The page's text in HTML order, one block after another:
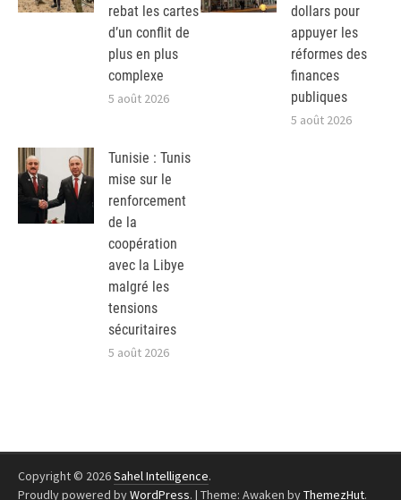
rebat les cartes
d’un conflit de
plus en plus
complexe
5 août 2026
dollars pour
appuyer les
réformes des
finances
publiques
5 août 2026
Tunisie : Tunis
mise sur le
renforcement
de la
coopération
avec la Libye
malgré les
tensions
sécuritaires
5 août 2026
Copyright © 2026Sahel Intelligence.
Proudly powered byWordPress. | Theme: Awaken byThemezHut.